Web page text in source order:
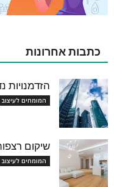
כתבות אחרונות
הזדמנויות
המומחים לעיצוב
שיקום
המומחים לעיצוב